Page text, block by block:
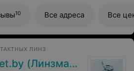
всегда помогает с выбором и
раз подобрал в оптике на
себе новые очки по
очень большого количества
за ваш труд и
оптику не планирую!
10 Все адреса Все
ЛИНЗ
(Линзмаркет бай)